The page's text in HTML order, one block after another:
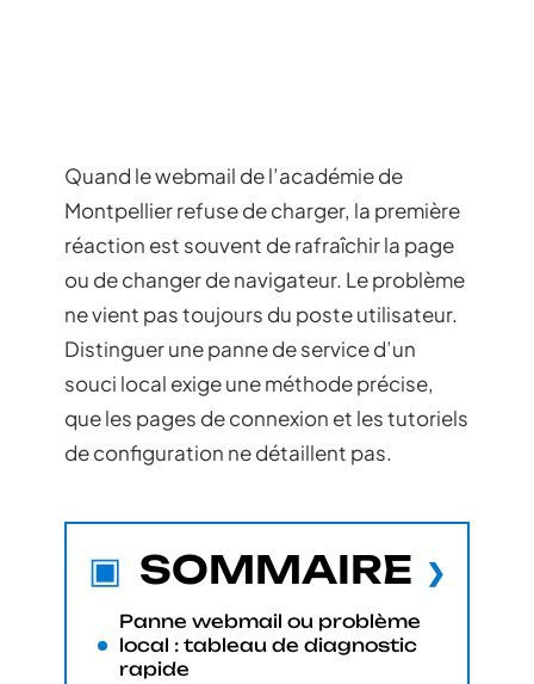
Quand le webmail de l’académie de
Montpellier refuse de charger, la première
réaction est souvent de rafraîchir la page
ou de changer de navigateur. Le problème
ne vient pas toujours du poste utilisateur.
Distinguer une panne de service d’un
souci local exige une méthode précise,
que les pages de connexion et les tutoriels
de configuration ne détaillent pas.
SOMMAIRE
Panne webmail ou problème
local : tableau de diagnostic
rapide